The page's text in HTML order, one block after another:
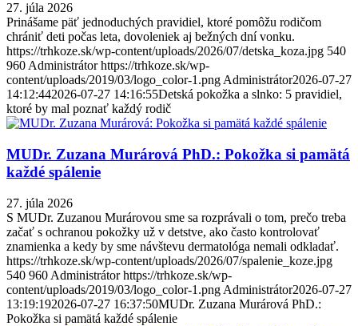
27. júla 2026
Prinášame päť jednoduchých pravidiel, ktoré pomôžu rodičom
chrániť deti počas leta, dovoleniek aj bežných dní vonku.
https://trhkoze.sk/wp-content/uploads/2026/07/detska_koza.jpg 540
960 Administrátor https://trhkoze.sk/wp-
content/uploads/2019/03/logo_color-1.png Administrátor2026-07-27
14:12:442026-07-27 14:16:55Detská pokožka a slnko: 5 pravidiel,
ktoré by mal poznať každý rodič
MUDr. Zuzana Murárová PhD.: Pokožka si pamätá
každé spálenie
27. júla 2026
S MUDr. Zuzanou Murárovou sme sa rozprávali o tom, prečo treba
začať s ochranou pokožky už v detstve, ako často kontrolovať
znamienka a kedy by sme návštevu dermatológa nemali odkladať.
https://trhkoze.sk/wp-content/uploads/2026/07/spalenie_koze.jpg
540 960 Administrátor https://trhkoze.sk/wp-
content/uploads/2019/03/logo_color-1.png Administrátor2026-07-27
13:19:192026-07-27 16:37:50MUDr. Zuzana Murárová PhD.:
Pokožka si pamätá každé spálenie